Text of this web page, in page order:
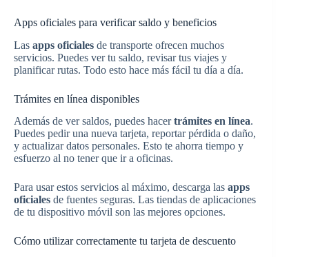
Apps oficiales para verificar saldo y beneficios
Las apps oficiales de transporte ofrecen muchos
servicios. Puedes ver tu saldo, revisar tus viajes y
planificar rutas. Todo esto hace más fácil tu día a día.
Trámites en línea disponibles
Además de ver saldos, puedes hacertrámites en línea.
Puedes pedir una nueva tarjeta, reportar pérdida o daño,
y actualizar datos personales. Esto te ahorra tiempo y
esfuerzo al no tener que ir a oficinas.
Para usar estos servicios al máximo, descarga las apps
oficiales de fuentes seguras. Las tiendas de aplicaciones
de tu dispositivo móvil son las mejores opciones.
Cómo utilizar correctamente tu tarjeta de descuento